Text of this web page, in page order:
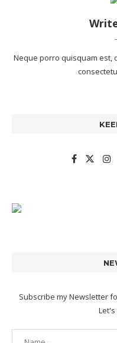
Neque porro quisquam est,
Subscribe my Newsletter